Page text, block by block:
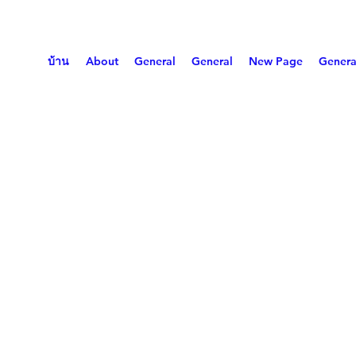
บ้าน About General General New Page